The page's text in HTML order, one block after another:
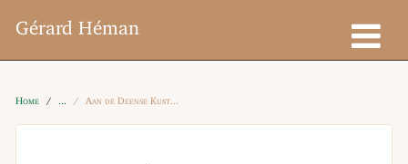
Gérard Héman
Home Aan de Deense Kust